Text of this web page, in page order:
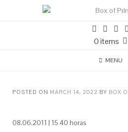
0 items
MENU
POSTED ON MARCH 14, 2022 BY BOX
08.06.2011 | 15 40 horas